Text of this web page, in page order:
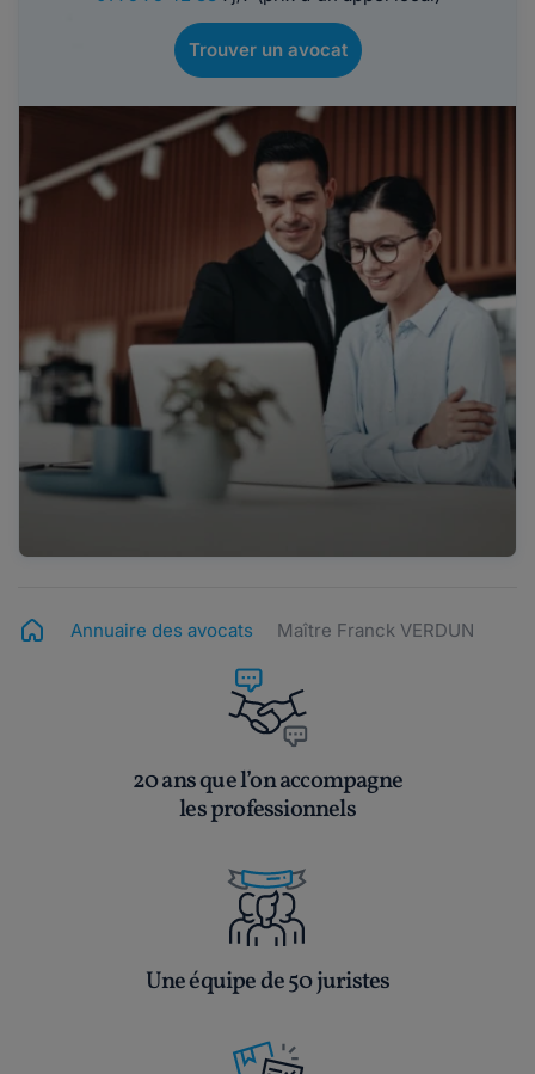
Trouver un avocat
Annuaire des avocats Maître Franck VERDUN
20 ans que l’on accompagne
les professionnels
Une équipe de 50 juristes